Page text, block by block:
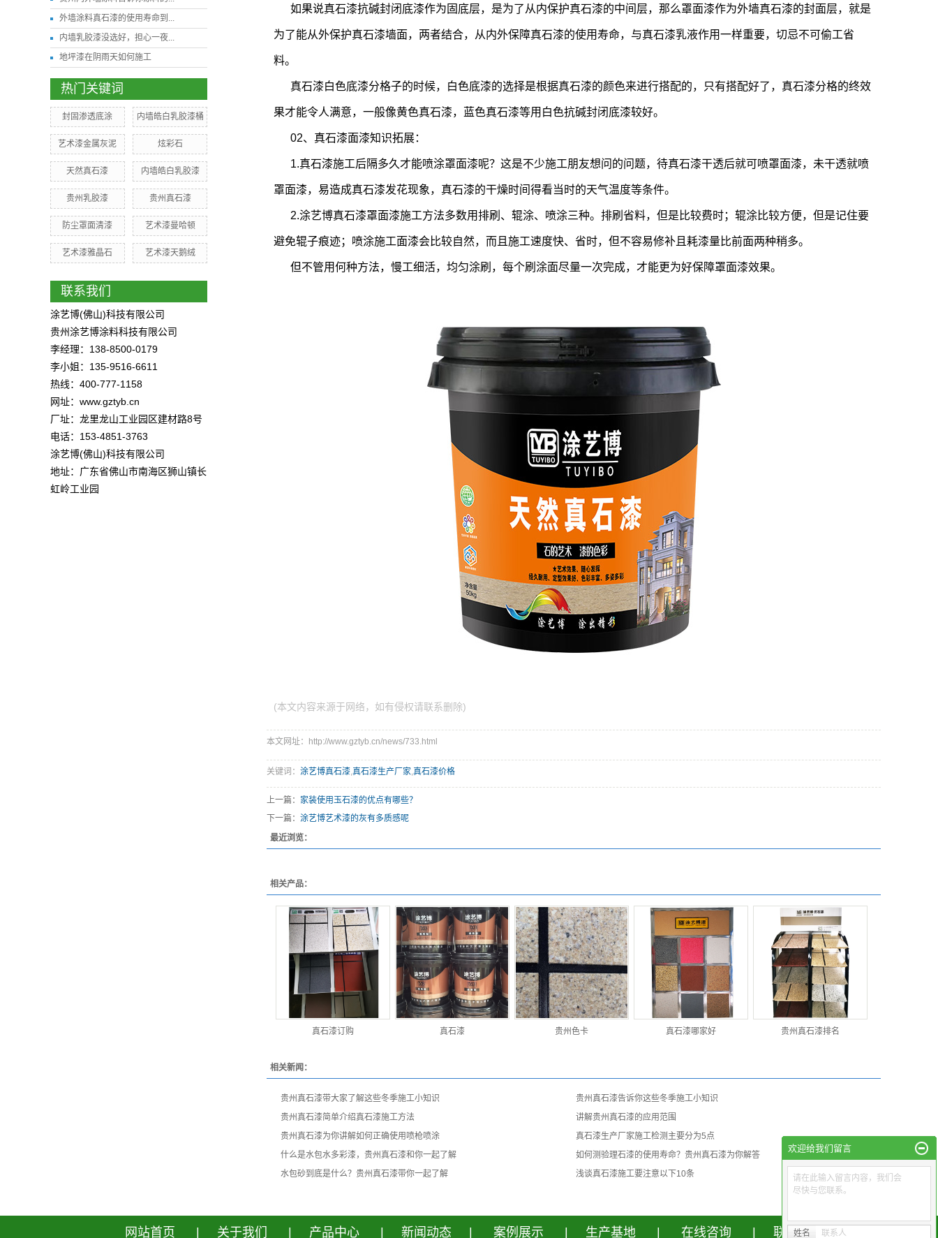
外墙涂料真石漆的使用寿命到...
内墙乳胶漆没选好，担心一夜...
地坪漆在阴雨天如何施工
热门关键词
封固渗透底涂 内墙皓白乳胶漆桶
艺术漆金属灰泥 炫彩石
天然真石漆 内墙皓白乳胶漆
贵州乳胶漆 贵州真石漆
防尘罩面清漆 艺术漆曼哈顿
艺术漆雅晶石 艺术漆天鹅绒
联系我们
涂艺博(佛山)科技有限公司
贵州涂艺博涂料科技有限公司
李经理：138-8500-0179
李小姐：135-9516-6611
热线：400-777-1158
网址：www.gztyb.cn
厂址：龙里龙山工业园区建材路8号
电话：153-4851-3763
涂艺博(佛山)科技有限公司
地址：广东省佛山市南海区狮山镇长
虹岭工业园
如果说真石漆抗碱封闭底漆作为固底层，是为了从内保护真石漆的中间层，那么罩面漆作为外墙真石漆的封面层，就是
为了能从外保护真石漆墙面，两者结合，从内外保障真石漆的使用寿命，与真石漆乳液作用一样重要，切忌不可偷工省
料。
真石漆白色底漆分格子的时候，白色底漆的选择是根据真石漆的颜色来进行搭配的，只有搭配好了，真石漆分格的终效
果才能令人满意，一般像黄色真石漆，蓝色真石漆等用白色抗碱封闭底漆较好。
02、真石漆面漆知识拓展：
1.真石漆施工后隔多久才能喷涂罩面漆呢？这是不少施工朋友想问的问题，待真石漆干透后就可喷罩面漆，未干透就喷
罩面漆，易造成真石漆发花现象，真石漆的干燥时间得看当时的天气温度等条件。
2.涂艺博真石漆罩面漆施工方法多数用排刷、辊涂、喷涂三种。排刷省料，但是比较费时；辊涂比较方便，但是记住要
避免辊子痕迹；喷涂施工面漆会比较自然，而且施工速度快、省时，但不容易修补且耗漆量比前面两种稍多。
但不管用何种方法，慢工细活，均匀涂刷，每个刷涂面尽量一次完成，才能更为好保障罩面漆效果。
(本文内容来源于网络，如有侵权请联系删除)
本文网址：http://www.gztyb.cn/news/733.html
关键词： 涂艺博真石漆,真石漆生产厂家,真石漆价格
上一篇： 家装使用玉石漆的优点有哪些？
下一篇： 涂艺博艺术漆的灰有多质感呢
最近浏览：
相关产品：
真石漆订购 真石漆 贵州色卡 真石漆哪家好 贵州真石漆排名
相关新闻：
贵州真石漆带大家了解这些冬季施工小知识
贵州真石漆告诉你这些冬季施工小知识
贵州真石漆简单介绍真石漆施工方法
讲解贵州真石漆的应用范围
贵州真石漆为你讲解如何正确使用喷枪喷涂
真石漆生产厂家施工检测主要分为5点
什么是水包水多彩漆，贵州真石漆和你一起了解
如何测验理石漆的使用寿命？贵州真石漆为你解答
水包砂到底是什么？贵州真石漆带你一起了解
浅谈真石漆施工要注意以下10条
网站首页 关于我们 产品中心 新闻动态 案例展示 生产基地 在线咨询 联系我们
欢迎给我们留言
请在此输入留言内容，我们会
尽快与您联系。
姓名 联系人